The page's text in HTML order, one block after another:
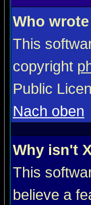
Who
This
copyright
Public
Nach oben
Why isn't
This
believe a